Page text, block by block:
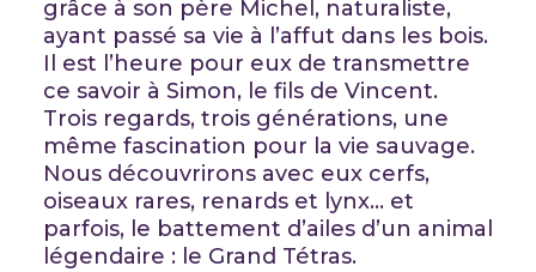
grâce à son père Michel, naturaliste,
ayant passé sa vie à l’affut dans les bois.
Il est l’heure pour eux de transmettre
ce savoir à Simon, le fils de Vincent.
Trois regards, trois générations, une
même fascination pour la vie sauvage.
Nous découvrirons avec eux cerfs,
oiseaux rares, renards et lynx… et
parfois, le battement d’ailes d’un animal
légendaire : le Grand Tétras.